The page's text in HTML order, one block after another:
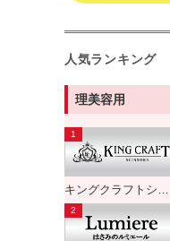
人気ランキング
理美容用
キングクラフトシザー